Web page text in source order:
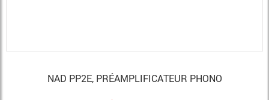
NAD PP2E, PRÉAMPLIFICATEUR PHONO